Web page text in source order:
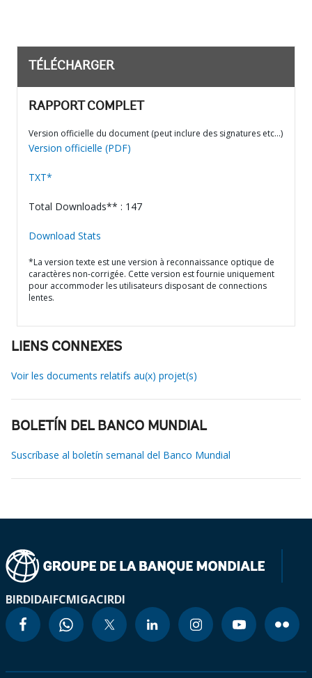
TÉLÉCHARGER
RAPPORT COMPLET
Version officielle du document (peut inclure des signatures etc…)
Version officielle (PDF)
TXT*
Total Downloads** : 147
Download Stats
*La version texte est une version à reconnaissance optique de
caractères non-corrigée. Cette version est fournie uniquement
pour accommoder les utilisateurs disposant de connections
lentes.
LIENS CONNEXES
Voir les documents relatifs au(x) projet(s)
BOLETÍN DEL BANCO MUNDIAL
Suscríbase al boletín semanal del Banco Mundial
BIRDIDAIFCMIGACIRDI